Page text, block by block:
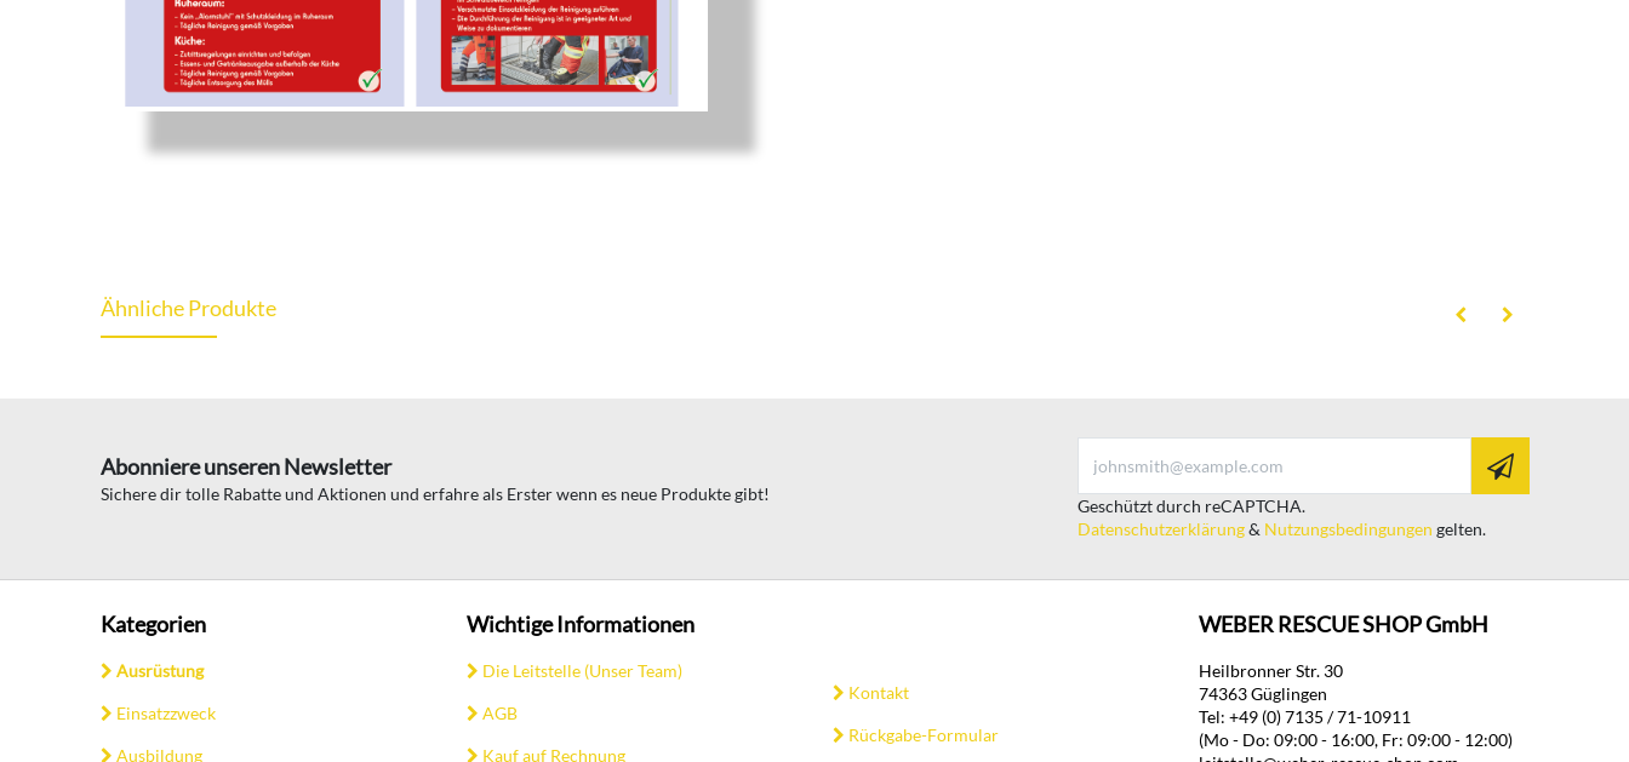
Ähnliche Produkte
Abonniere unseren Newsletter
Sichere dir tolle Rabatte und Aktionen und erfahre als Erster wenn es neue Produkte gibt!
Geschützt durch reCAPTCHA.
Datenschutzerklärung& Nutzungsbedingungen gelten.
Kategorien
Ausrüstung
Einsatzzweck
Ausbildung
Wichtige Informationen
Die Leitstelle (Unser Team)
AGB
Kauf auf Rechnung
Kontakt
Rückgabe-Formular
WEBER RESCUE SHOP GmbH
Heilbronner Str. 30
74363 Güglingen
Tel: +49 (0) 7135 / 71-10911
(Mo - Do: 09:00 - 16:00, Fr: 09:00 - 12:00)